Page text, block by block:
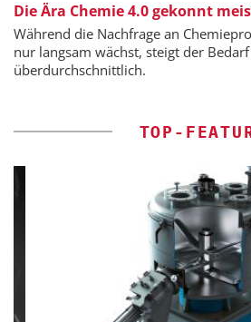
Die Ära Chemie 4.0 gekonnt
Während die Nachfrage an
nur langsam wächst, steigt der
überdurchschnittlich.
TOP-